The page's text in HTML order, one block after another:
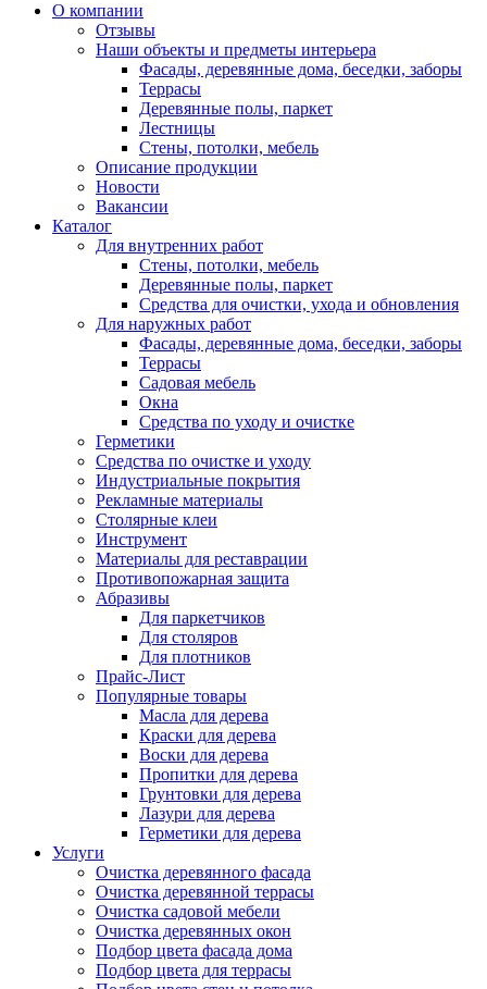
О компании
Отзывы
Наши объекты и предметы интерьера
Фасады, деревянные дома, беседки, заборы
Террасы
Деревянные полы, паркет
Лестницы
Стены, потолки, мебель
Описание продукции
Новости
Вакансии
Каталог
Для внутренних работ
Стены, потолки, мебель
Деревянные полы, паркет
Средства для очистки, ухода и обновления
Для наружных работ
Фасады, деревянные дома, беседки, заборы
Террасы
Садовая мебель
Окна
Средства по уходу и очистке
Герметики
Средства по очистке и уходу
Индустриальные покрытия
Рекламные материалы
Столярные клеи
Инструмент
Материалы для реставрации
Противопожарная защита
Абразивы
Для паркетчиков
Для столяров
Для плотников
Прайс-Лист
Популярные товары
Масла для дерева
Краски для дерева
Воски для дерева
Пропитки для дерева
Грунтовки для дерева
Лазури для дерева
Герметики для дерева
Услуги
Очистка деревянного фасада
Очистка деревянной террасы
Очистка садовой мебели
Очистка деревянных окон
Подбор цвета фасада дома
Подбор цвета для террасы